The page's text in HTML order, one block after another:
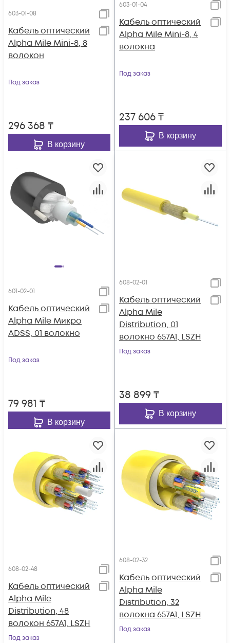
603-01-08
Кабель оптический
Alpha Mile Mini-8, 8
волокон
Под заказ
296 368 ₸
В корзину
603-01-04
Кабель оптический
Alpha Mile Mini-8, 4
волокна
Под заказ
237 606₸
В корзину
601-02-01
Кабель оптический
Alpha Mile Микро
ADSS, 01 волокно
Под заказ
79 981 ₸
В корзину
608-02-01
Кабель оптический
Alpha Mile
Distribution, 01
волокно 657A1, LSZH
Под заказ
38 899 ₸
В корзину
608-02-48
Кабель оптический
Alpha Mile
Distribution, 48
волокон 657A1, LSZH
Под заказ
608-02-32
Кабель оптический
Alpha Mile
Distribution, 32
волокна 657A1, LSZH
Под заказ